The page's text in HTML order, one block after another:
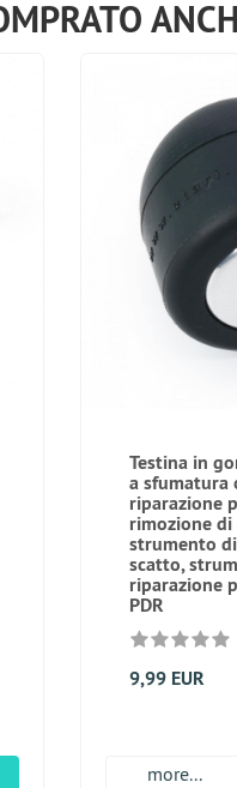
al carrello
Testina in
a sfumatura
riparazione
rimozione di
strumento
scatto,
riparazione
PDR
9,99 EUR
more...